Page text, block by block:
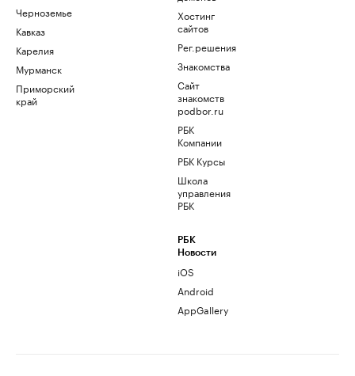
Черноземье
Кавказ
Карелия
Мурманск
Приморский
край
Хостинг
сайтов
Рег.решения
Знакомства
Сайт
знакомств
podbor.ru
РБК
Компании
РБК Курсы
Школа
управления
РБК
РБК
Новости
iOS
Android
AppGallery